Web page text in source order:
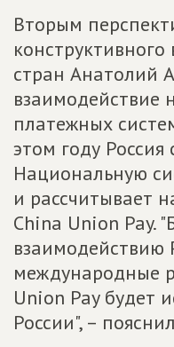
Вторым
стран Анатолий
взаимодействие
платежных
этом году Россия
Национальную
и рассчитывает
China Union Pay.
взаимодействию
международные
Union Pay будет
России", –